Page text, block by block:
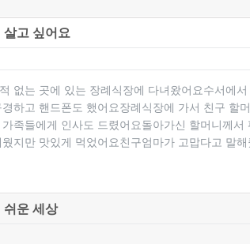
고 싶어요
없는 곳에 있는 장례식장에 다녀왔어요수서에
하고 핸드폰도 했어요장례식장에 가서 친구 할
족들에게 인사도 드렸어요돌아가신 할머니께서
지만 맛있게 먹었어요친구엄마가 고맙다고 말
쉬운 세상